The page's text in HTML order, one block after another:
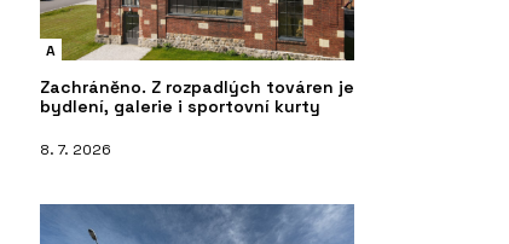
A
Zachráněno. Z rozpadlých továren je
bydlení, galerie i sportovní kurty
8. 7. 2026